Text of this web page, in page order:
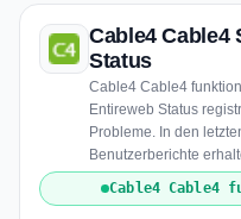
Cable4 Cable4
Status
Cable4 Cable4
Entireweb Status
Probleme. In den
Benutzerberichte
Cable4 Cable4